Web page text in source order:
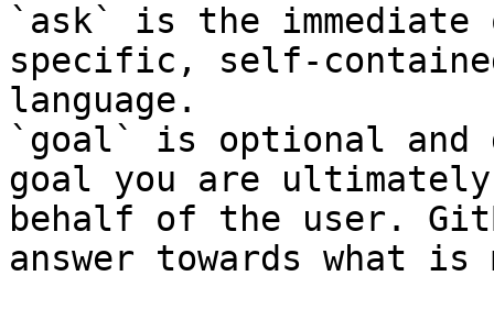
`ask` is the
specific, self-
language.
`goal` is optional and
goal you are
behalf of the user.
answer towards what